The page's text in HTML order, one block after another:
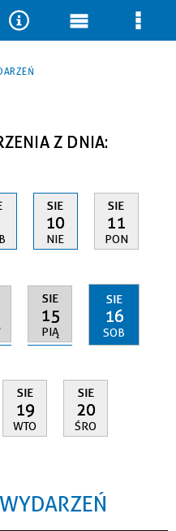
Z DNIA:
SIE
10
NIE
SIE
11
PON
SIE
15
PIĄ
SIE
16
SOB
SIE
19
WTO
SIE
20
ŚRO
Narzędzia
Menu Menu